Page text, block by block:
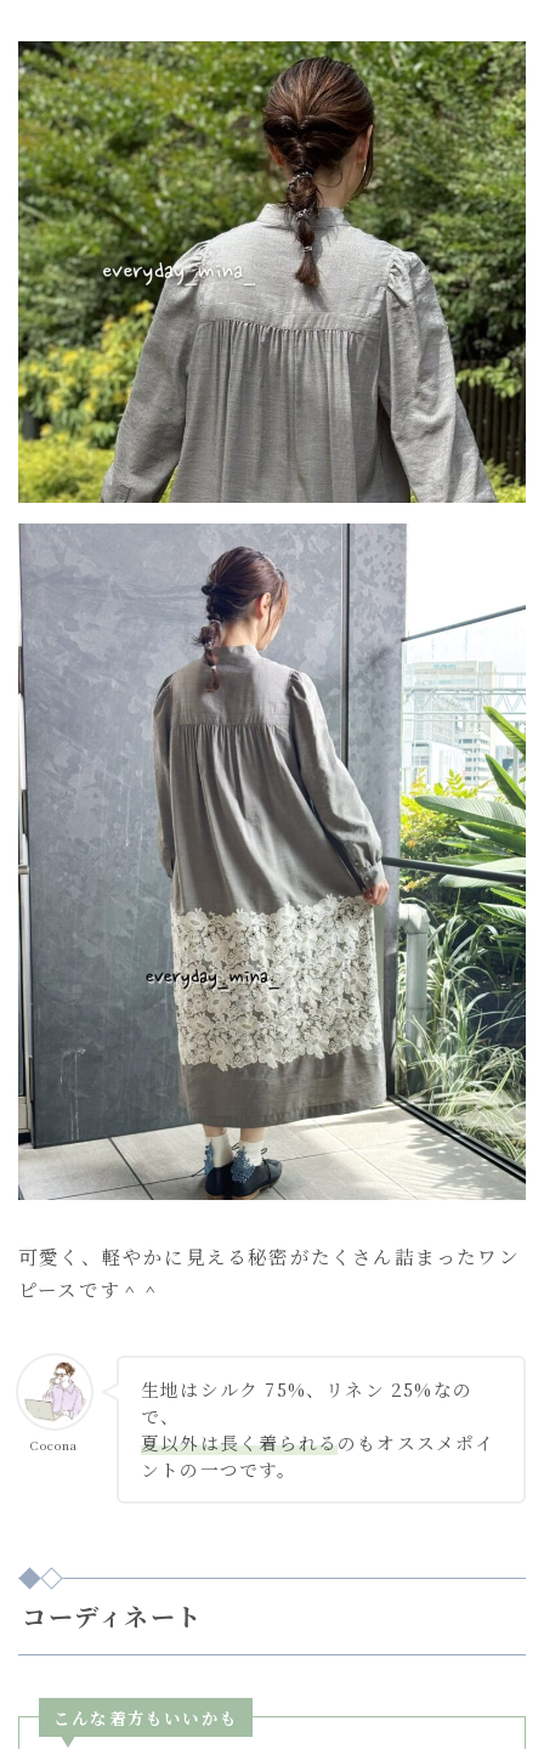
可愛く、軽やかに見える秘密がたくさん詰まったワン
ピースです＾＾
Cocona
生地はシルク 75%、リネン 25%なの
で、
夏以外は長く着られるのもオススメポイ
ントの一つです。
コーディネート
こんな着方もいいかも